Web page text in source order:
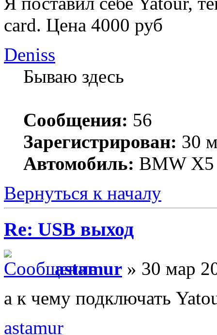
card. Цена 4000 руб
Deniss
Бываю здесь
Сообщения: 56
Зарегистрирован: 30
Автомобиль: BMW X5
Вернуться к началу
Re: USB выход
astamur » 30 мар
а к чему подключать
astamur